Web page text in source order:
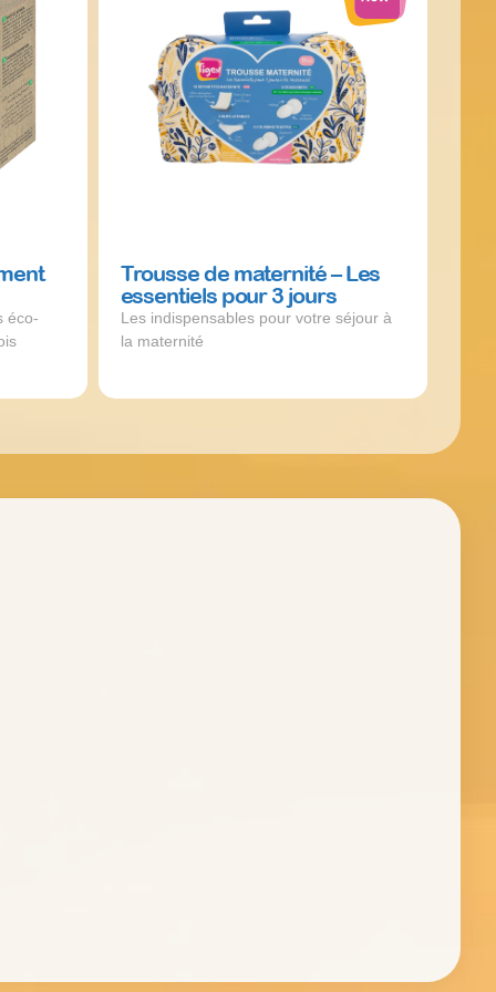
éco-
Trousse de maternité – Les
essentiels pour 3 jours
Les indispensables pour votre séjour à
la maternité